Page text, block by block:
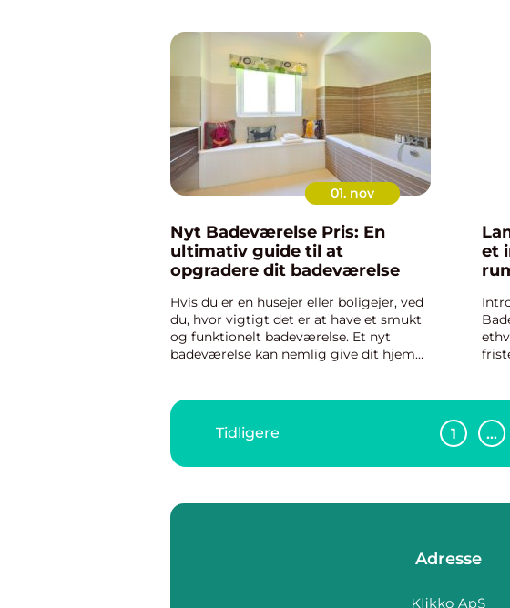
badeværelset et vigtigt rum, hvor...
01. nov
Nyt Badeværelse Pris: En
ultimativ guide til at
opgradere dit badeværelse
Hvis du er en husejer eller boligejer, ved
du, hvor vigtigt det er at have et smukt
og funktionelt badeværelse. Et nyt
badeværelse kan nemlig give dit hjem
prisen på et n...
et
Tidligere 1 …
Adresse